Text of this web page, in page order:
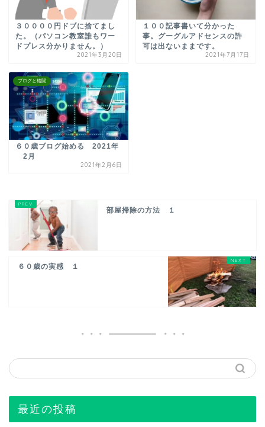
３００００円ドブに捨てまし
た。（パソコン教室誰もワー
ドプレス分かりません。）
2021年3月20日
１００記事書いて分かった
事。グーグルアドセンスの許
可は出ないままです。
2021年7月17日
ブログと格闘
６０歳ブログ始める 2021年
2月
2021年2月6日
部屋掃除の方法 １
６０歳の実感 １
最近の投稿